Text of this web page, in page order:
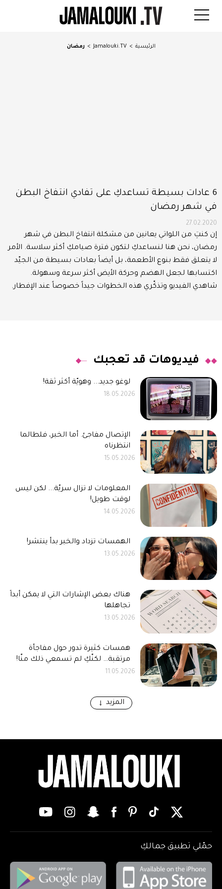
الرئيسية >
Jamalouki.TV
> رمضان
6 عادات بسيطة تساعدكِ على تفادي انتفاخ البطن
في شهر رمضان
27.02.2020
إن كنتِ من اللواتي يعانين من مشكلة انتفاخ البطن في شهر
رمضان، نحن هنا لنساعدكِ لتكون فترة صيامكِ أكثر سلاسة. الأمر
لا يتعلق فقط بنوع الأطعمة، بل أيضاً بعادات بسيطة من الجيّد
اكتسابها لجعل الهضم وحركة الأيض أكثر سرعة وسهولة.
شاهدي الفيديو وتذكّري هذه الخطوات جيداً خصوصاً عند الإفطار.
فيديوهات قد تعجبك
لوغو جديد... وهويّة أكثر ثقة!
18.05.2026
الإتصال مفاجئ. أما الخبر، فلطالما
انتظرناه
15.05.2026
المعلومات لا تزال سريّة... لكن ليس
لوقت طويل!
14.05.2026
الهمسات تزداد والخبر بدأ ينتشر!
13.05.2026
هناك بعض الإشارات التي لا يمكن أبداً
تجاهلها
13.05.2026
همسات كثيرة تدور حول مفاجأة
مرتقبة… لكنّكِ لم تسمعي ذلك منّا!
11.05.2026
المزيد
حمّلي تطبيق جمالكِ